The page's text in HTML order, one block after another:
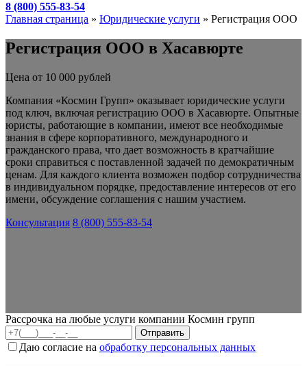
8 (800) 555-83-54
Главная страница » Юридические услуги » Регистрация ООО
Регистрация ООО в Хасавюрте
Цена от 10 000 рублей
Компания «Космин Групп» оказывает юридические услуги
под ключ, включая регистрацию ООО в Хасавюрте. Опытные
юристы, работающие в компании, имеют все необходимые
знания в сфере корпоративного, международного и
гражданского права, что дает возможность в кратчайшие
сроки справиться с поставленной задачей по демократичным
ценам. Для каждого клиента возможен подбор сотрудничества
в индивидуальном порядке, предоставление интересов от его
имени, обсуждение соглашения с нашим участием.
Консультация 8 (800) 555-83-54
Рассрочка на любые услуги компании Космин групп
Даю согласие на обработку персональных данных